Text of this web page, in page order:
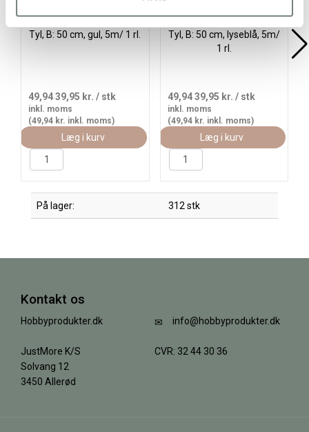
Tyl, B: 50 cm, gul, 5m/ 1 rl.
49,9439,95 kr. / stk
inkl. moms
(49,94 kr. inkl. moms)
Læg i kurv
Tyl, B: 50 cm, lyseblå, 5m/
1 rl.
49,9439,95 kr. / stk
inkl. moms
(49,94 kr. inkl. moms)
Læg i kurv
På lager: 312 stk
Kontakt os
Hobbyprodukter.dk
JustMore K/S
Solvang 12
3450 Allerød
info@hobbyprodukter.dk
CVR: 32 44 30 36